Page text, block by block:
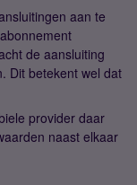
aan te
de aansluiting
Dit betekent wel dat
provider daar
naast elkaar